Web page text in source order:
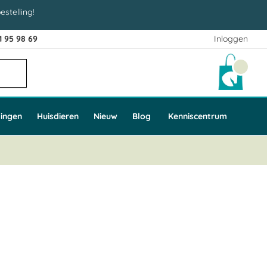
Inloggen
95 98 69
Huisdieren Nieuw Blog Kenniscentrum